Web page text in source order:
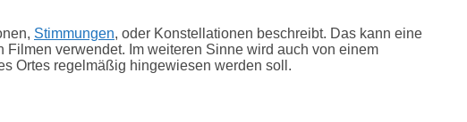
Stimmungen, oder Konstellationen beschreibt. Das kann eine
verwendet. Im weiteren Sinne wird auch von einem
Ortes regelmäßig hingewiesen werden soll.